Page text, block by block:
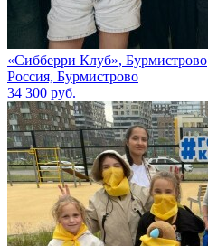
«Сибберри Клуб», Бурмистрово
Россия, Бурмистрово
34 300 руб.